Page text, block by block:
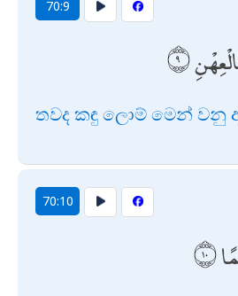
70:9
තවද කඳු ලොම් මෙන් වනු
70:10